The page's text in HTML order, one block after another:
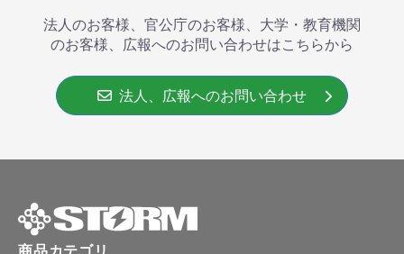
法人のお客様、官公庁のお客様、大学・教育機関
のお客様、広報へのお問い合わせはこちらから
法人、広報へのお問い合わせ
商品カテゴリ